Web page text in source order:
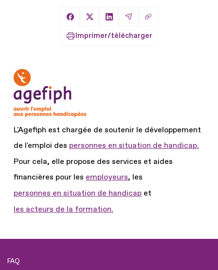
Partager sur Facebook
Partager sur X
Partager sur LinkedIn
Partager par Email
Copier le lien
Imprimer/télécharger
L'Agefiph est chargée de soutenir le développement
de l'emploi des personnes en situation de handicap.
Pour cela, elle propose des services et aides
financières pour les employeurs, les
personnes en situation de handicap et
les acteurs de la formation.
FAQ